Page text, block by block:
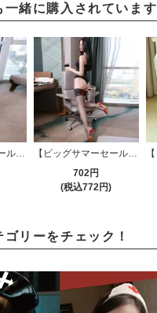
一緒に購入されています
【ビッグサマーセール対象品】ストッキング(STOCKING) 495bk
702円
(税込772円)
リーをチェック！